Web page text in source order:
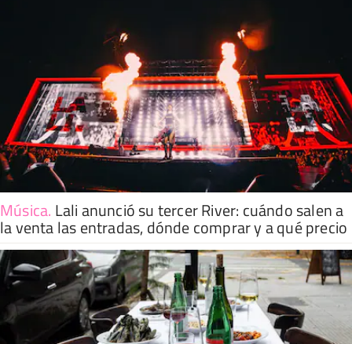
Música. Lali anunció su tercer River: cuándo salen a
la venta las entradas, dónde comprar y a qué precio